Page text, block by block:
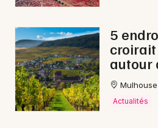
5
autour
Mulhouse
Actualités